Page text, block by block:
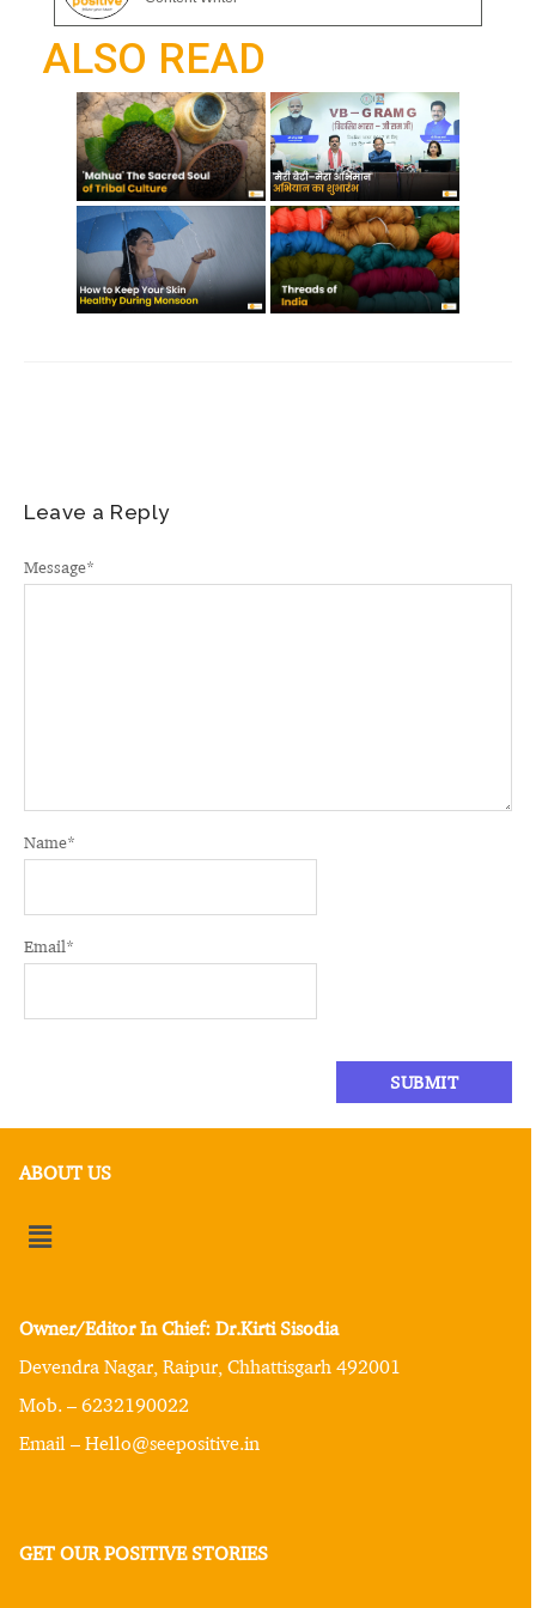
o
k
p
a
m
ALSO READ
Leave a Reply
Message*
Name*
Email*
ABOUT US
Owner/Editor In Chief: Dr.Kirti Sisodia
Devendra Nagar, Raipur, Chhattisgarh 492001
Mob. – 6232190022
Email – Hello@seepositive.in
GET OUR POSITIVE STORIES